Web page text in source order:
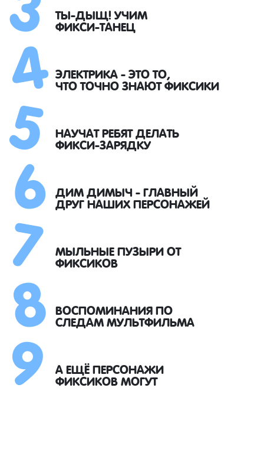
ТЫ-ДЫЩ! УЧИМ
ФИКСИ-ТАНЕЦ
ЭЛЕКТРИКА - ЭТО ТО,
ЧТО ТОЧНО ЗНАЮТ ФИКСИКИ
НАУЧАТ РЕБЯТ ДЕЛАТЬ
ФИКСИ-ЗАРЯДКУ
ДИМ ДИМЫЧ - ГЛАВНЫЙ
ДРУГ НАШИХ ПЕРСОНАЖЕЙ
МЫЛЬНЫЕ ПУЗЫРИ ОТ
ФИКСИКОВ
ВОСПОМИНАНИЯ ПО
СЛЕДАМ МУЛЬТФИЛЬМА
А ЕЩЁ ПЕРСОНАЖИ
ФИКСИКОВ МОГУТ